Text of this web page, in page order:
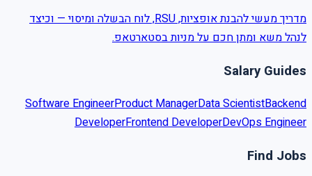
מדריך מעשי להבנת אופציות, RSU, לוח הבשלה ומיסוי — וכיצד
לנהל משא ומתן חכם על מניות בסטארטאפ.
Salary Guides
Software EngineerProduct ManagerData ScientistBackend
DeveloperFrontend DeveloperDevOps Engineer
Find Jobs